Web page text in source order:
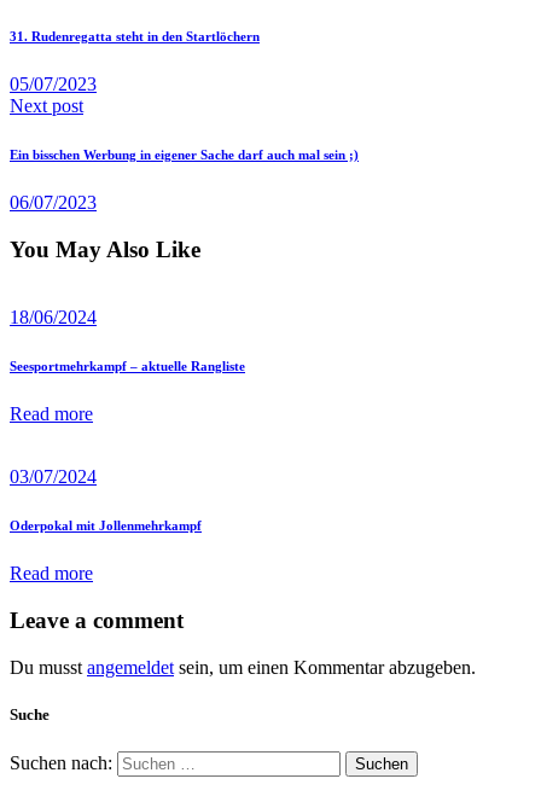
31. Rudenregatta steht in den Startlöchern
05/07/2023
Next post
Ein bisschen Werbung in eigener Sache darf auch mal sein ;)
06/07/2023
You May Also Like
18/06/2024
Seesportmehrkampf – aktuelle Rangliste
Read more
03/07/2024
Oderpokal mit Jollenmehrkampf
Read more
Leave a comment
Du musst angemeldet sein, um einen Kommentar abzugeben.
Suche
Suchen nach: